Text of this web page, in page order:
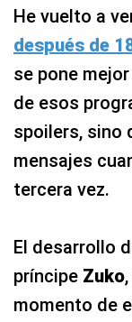
He vuelto a
después de
se pone
de esos
spoilers, sino
mensajes
tercera vez.
El desarrollo
príncipe Zuko
momento de